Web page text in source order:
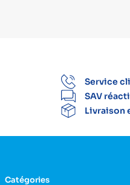
Service
SAV
Livraison
Catégories